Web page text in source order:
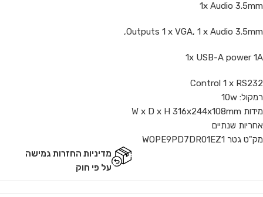
1x Audio 3.5mm
Outputs 1 x VGA, 1 x Audio 3.5mm,
1x USB-A power 1A
Control 1 x RS232
רמקול: 10w
מידות W x D x H 316x244x108mm
אחריות שנתיים
מק"ט גטר WOPE9PD7DR01EZ1
מדיניות החזרות גמישה
על פי חוק